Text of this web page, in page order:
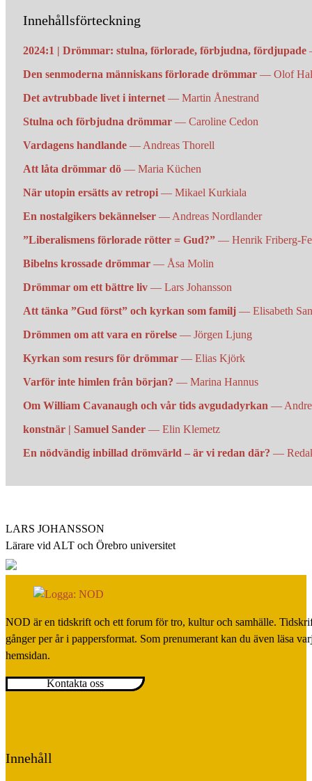
Innehållsförteckning
2024:1 | Drömmar: stulna, förlorade, förbjudna, fördjupade
Den senmoderna människans förlorade drömmar— Olof
Det avtrubbade livet i internet— Martin Ånestrand
Stulna och förbjudna drömmar— Caroline Cedon
Vardagens handlande— Andreas Thorell
Att låta drömmar dö— Maria Küchen
När utopin ersätts av retropi— Mikael Kurkiala
En nostalgikers bekännelser— Andreas Nordlander
”Liberalismens förlorade rötter = Gud?”— Henrik Friberg-
Bibelns krossade drömmar— Åsa Molin
Drömmar om ett bättre liv— Lars Johansson
Att tänka ”Gud först” och kyrkan som familj— Elisabeth
Drömmen om att vara en rörelse— Jörgen Ljung
Kyrkan som resurs för drömmar— Elias Kjörk
Varför inte himlen från början? — Marina Hannus
Om William Cavanaugh och vår tids avgudadyrkan—
konstnär | Samuel Sander— Elin Klemetz
En nödvändig inbillad drömvärld – är vi redan där? —
LARS JOHANSSON
Lärare vid ALT och Örebro universitet
NOD är en tidskrift och ett forum för tro, kultur och samhälle.
gånger per år i pappersformat. Som prenumerant kan du även läsa
hemsidan.
Kontakta oss
Innehåll